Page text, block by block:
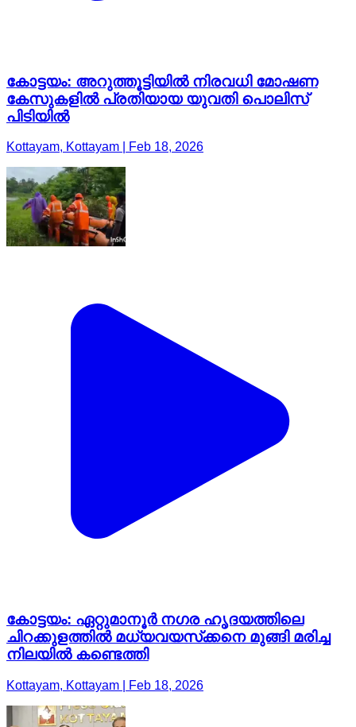
കോട്ടയം: അറുത്തൂട്ടിയിൽ നിരവധി മോഷണ
കേസുകളിൽ പ്രതിയായ യുവതി പൊലിസ്
പിടിയിൽ
Kottayam, Kottayam | Feb 18, 2026
കോട്ടയം: ഏറ്റുമാനൂര്‍ നഗര ഹൃദയത്തിലെ
ചിറക്കുളത്തില്‍ മധ്യവയസ്‌ക്കനെ മുങ്ങി മരിച്ച
നിലയില്‍ കണ്ടെത്തി
Kottayam, Kottayam | Feb 18, 2026